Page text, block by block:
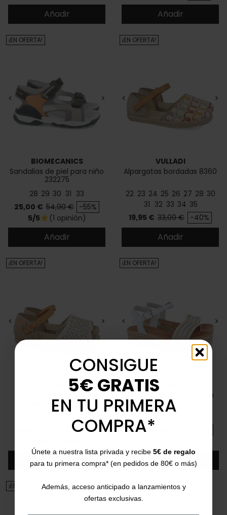
Añadir Añadir
< >
BIOMECANICS
Sandalias de piel para niño
232275
28 29 30 31 33
Precio
25,00 € Precio base
54,90 € -55%
¡EN OFERTA!
5/5star (1 opinión)
Añadir
< >
VULLADI
Alpargatas bordadas 8360
22 23 24 25 26 27 28 30
31 32 33 34 35
Precio
19,95 € Precio base
33,00 € -40%
¡EN OFERTA!
Añadir
< >
VULLADI
Sandalias de niña con
brillantes 2378-679
Precio base-40%
¡EN OFERTA!
Añadir
< >
CATCHALOT
Sandalias trenzadas con
cuña 5779
Precio
32,00 €
¡EN OFERTA!
Añadir
¡EN OFERTA! ¡EN OFERTA!
CONSIGUE
5€ GRATIS
EN TU PRIMERA
COMPRA*
Únete a nuestra lista privada y recibe 5€ de regalo
para tu primera compra* (en pedidos de 80€ o más)
Además, acceso anticipado a lanzamientos y
ofertas exclusivas.